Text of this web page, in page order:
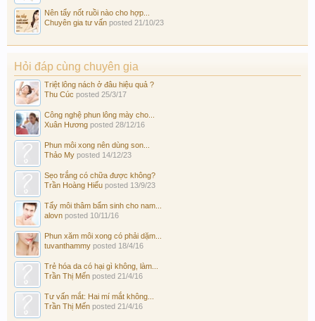
Nên tẩy nốt ruồi nào cho hợp...
Chuyên gia tư vấn posted 21/10/23
Hỏi đáp cùng chuyên gia
Triệt lông nách ở đâu hiệu quả ?
Thu Cúc posted 25/3/17
Công nghệ phun lông mày cho...
Xuân Hương posted 28/12/16
Phun môi xong nên dùng son...
Thảo My posted 14/12/23
Sẹo trắng có chữa được không?
Trần Hoàng Hiếu posted 13/9/23
Tẩy môi thâm bẩm sinh cho nam...
alovn posted 10/11/16
Phun xăm môi xong có phải dặm...
tuvanthammy posted 18/4/16
Trẻ hóa da có hại gì không, làm...
Trần Thị Mến posted 21/4/16
Tư vấn mắt: Hai mí mắt không...
Trần Thị Mến posted 21/4/16